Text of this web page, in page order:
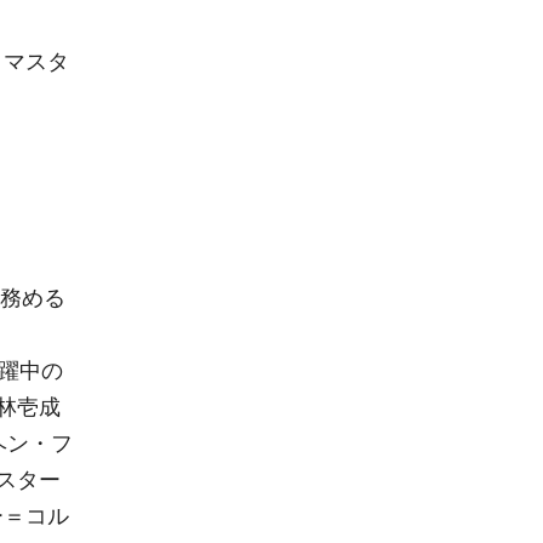
スタ
める
中の
壱成
・フ
ター
コル